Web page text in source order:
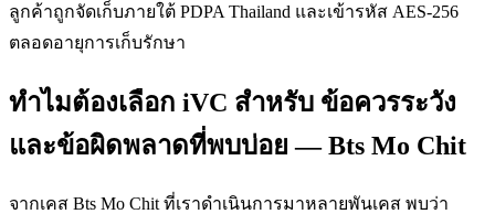
ลูกค้าถูกจัดเก็บภายใต้ PDPA Thailand และเข้ารหัส AES-256
ตลอดอายุการเก็บรักษา
ทำไมต้องเลือก iVC สำหรับ ข้อควรระวัง
และข้อผิดพลาดที่พบบ่อย — Bts Mo Chit
จากเคส Bts Mo Chit ที่เราดำเนินการมาหลายพันเคส พบว่า